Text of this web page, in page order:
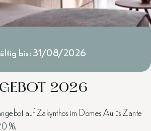
2026
auf Zakynthos im Domes Aulūs Zante
%.
bis: 31/08/2026